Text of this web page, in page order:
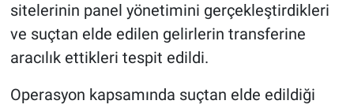
sitelerinin panel yönetimini gerçekleştirdikleri
ve suçtan elde edilen gelirlerin transferine
aracılık ettikleri tespit edildi.
Operasyon kapsamında suçtan elde edildiği